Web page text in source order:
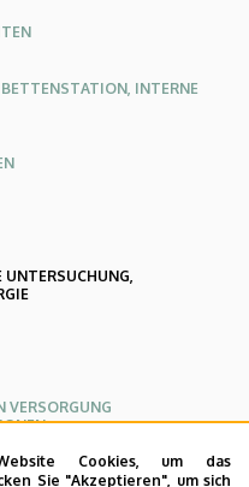
Cookies, um das
Sie "Akzeptieren", um sich
INTERNE
VERSORGUNG